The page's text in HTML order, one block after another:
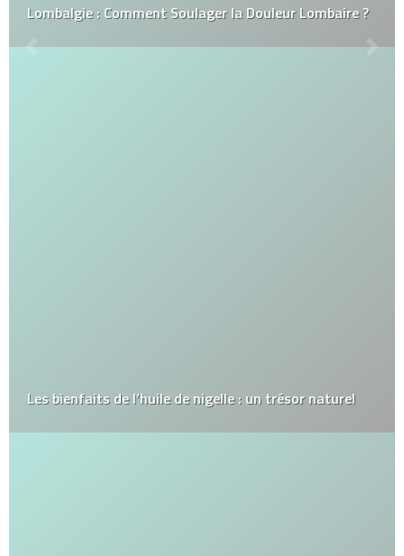
Lombalgie : Comment Soulager la Douleur Lombaire ?
Les bienfaits de l’huile de nigelle : un trésor naturel